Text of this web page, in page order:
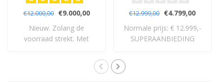
Luidsprekers
€12.000,00
€9.000,00
Nieuw. Zolang de
voorraad strekt. Met
€12.999,00 €4.799,00
Normale prijs: € 12.999,-
SUPERAANBIEDING